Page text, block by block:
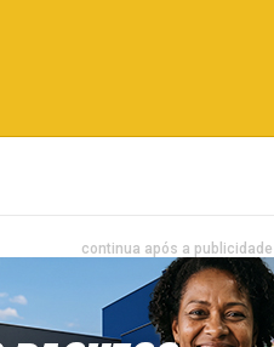
continua após a publicidade